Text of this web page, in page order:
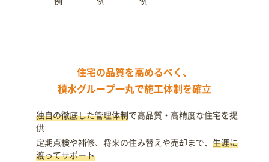
住宅の品質を高めるべく、
積水グループ一丸で施工体制を確立
独自の徹底した管理体制で高品質・高精度な住宅を提
供
定期点検や補修、将来の住み替えや売却まで、 生涯に
渡ってサポート